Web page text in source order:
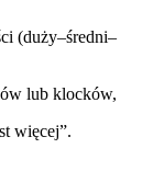
(duży–średni–
lub klocków,
więcej”.